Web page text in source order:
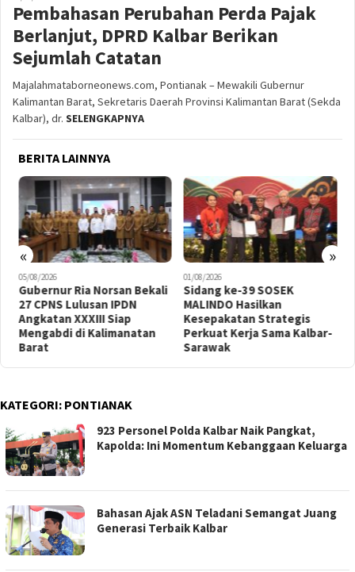
Pembahasan Perubahan Perda Pajak
Berlanjut, DPRD Kalbar Berikan
Sejumlah Catatan
Majalahmataborneonews.com, Pontianak – Mewakili Gubernur
Kalimantan Barat, Sekretaris Daerah Provinsi Kalimantan Barat (Sekda
Kalbar), dr. SELENGKAPNYA
BERITA LAINNYA
« »
05/08/2026
Gubernur Ria Norsan Bekali
27 CPNS Lulusan IPDN
Angkatan XXXIII Siap
Mengabdi di Kalimanatan
Barat
01/08/2026
Sidang ke-39 SOSEK
MALINDO Hasilkan
Kesepakatan Strategis
Perkuat Kerja Sama Kalbar-
Sarawak
KATEGORI: PONTIANAK
923 Personel Polda Kalbar Naik Pangkat,
Kapolda: Ini Momentum Kebanggaan Keluarga
Bahasan Ajak ASN Teladani Semangat Juang
Generasi Terbaik Kalbar